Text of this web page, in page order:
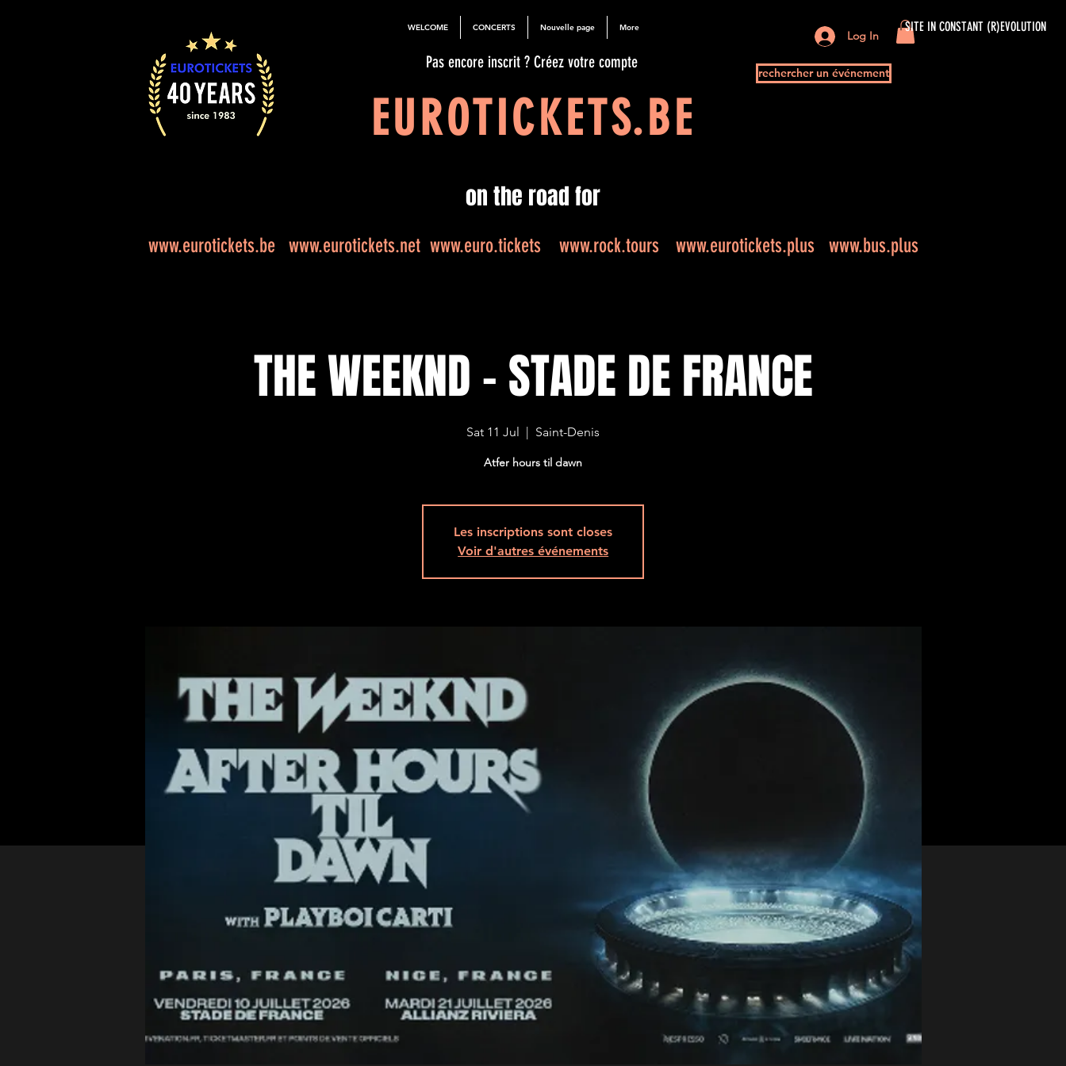
WELCOME CONCERTS Nouvelle page More SITE IN CONSTANT (R)EVOLUTION
Pas encore inscrit ? Créez votre compte
EUROTICKETS.BE
Log In
rechercher un événement
on the road for
www.eurotickets.be www.eurotickets.net www.euro.tickets www.rock.tours www.eurotickets.plus www.bus.plus
THE WEEKND - STADE DE FRANCE
Sat 11 Jul
  |
Saint-Denis
Atfer hours til dawn
Les inscriptions sont closes
Voir d'autres événements